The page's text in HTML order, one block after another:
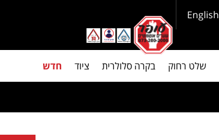
English
שלט רחוק בקרה סלולרית ציוד חדש